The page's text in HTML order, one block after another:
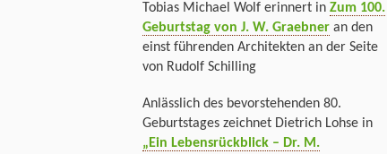
Tobias Michael Wolf erinnert in Zum 100.
Geburtstag von J. W. Graebner an den
einst führenden Architekten an der Seite
von Rudolf Schilling
Anlässlich des bevorstehenden 80.
Geburtstages zeichnet Dietrich Lohse in
„Ein Lebensrückblick – Dr. M.